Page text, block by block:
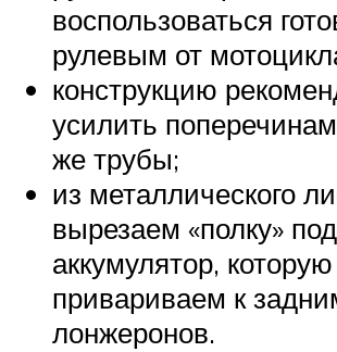
воспользоваться
рулевым от
конструкцию
усилить
же трубы;
из металлического
вырезаем «полку» под
аккумулятор, которую
привариваем к
лонжеронов.